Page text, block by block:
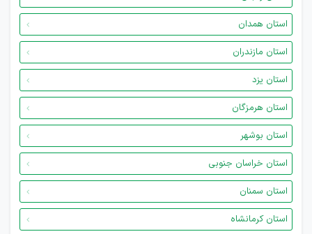
استان همدان
استان مازندران
استان یزد
استان هرمزگان
استان بوشهر
استان خراسان جنوبی
استان سمنان
استان کرمانشاه